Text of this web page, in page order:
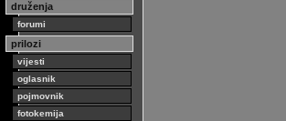
druženja
forumi
prilozi
vijesti
oglasnik
pojmovnik
fotokemija